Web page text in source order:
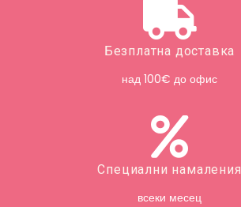
Безплатна доставка
над 100€ до офис
Специални намаления
всеки месец